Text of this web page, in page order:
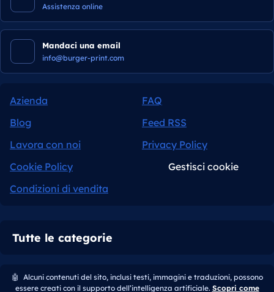
Assistenza online
Mandaci una email
info@burger-print.com
Azienda
FAQ
Blog
Feed RSS
Lavora con noi
Privacy Policy
Cookie Policy
Gestisci cookie
Condizioni di vendita
Tutte le categorie
🤖 Alcuni contenuti del sito, inclusi testi, immagini e traduzioni, possono
essere creati con il supporto dell’intelligenza artificiale. Scopri come